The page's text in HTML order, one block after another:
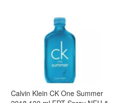
Calvin Klein CK One Summer